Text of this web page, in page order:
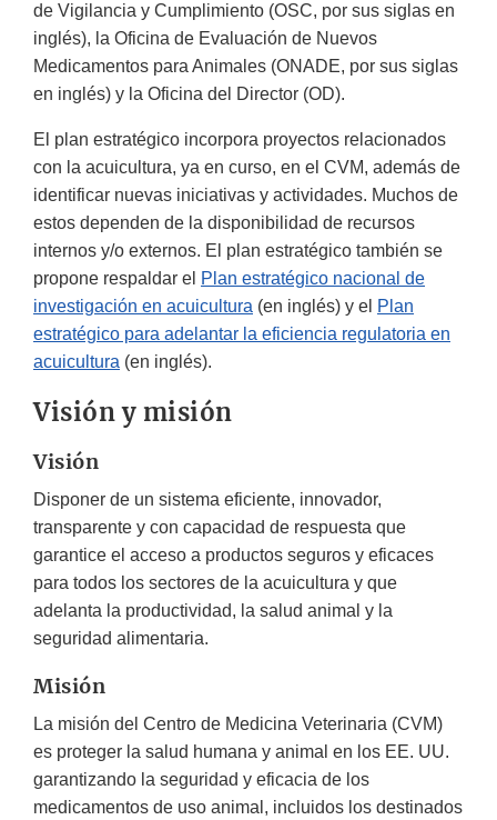
de Vigilancia y Cumplimiento (OSC, por sus siglas en
inglés), la Oficina de Evaluación de Nuevos
Medicamentos para Animales (ONADE, por sus siglas
en inglés) y la Oficina del Director (OD).
El plan estratégico incorpora proyectos relacionados
con la acuicultura, ya en curso, en el CVM, además de
identificar nuevas iniciativas y actividades. Muchos de
estos dependen de la disponibilidad de recursos
internos y/o externos. El plan estratégico también se
propone respaldar el Plan estratégico nacional de
investigación en acuicultura (en inglés) y el Plan
estratégico para adelantar la eficiencia regulatoria en
acuicultura (en inglés).
Visión y misión
Visión
Disponer de un sistema eficiente, innovador,
transparente y con capacidad de respuesta que
garantice el acceso a productos seguros y eficaces
para todos los sectores de la acuicultura y que
adelanta la productividad, la salud animal y la
seguridad alimentaria.
Misión
La misión del Centro de Medicina Veterinaria (CVM)
es proteger la salud humana y animal en los EE. UU.
garantizando la seguridad y eficacia de los
medicamentos de uso animal, incluidos los destinados